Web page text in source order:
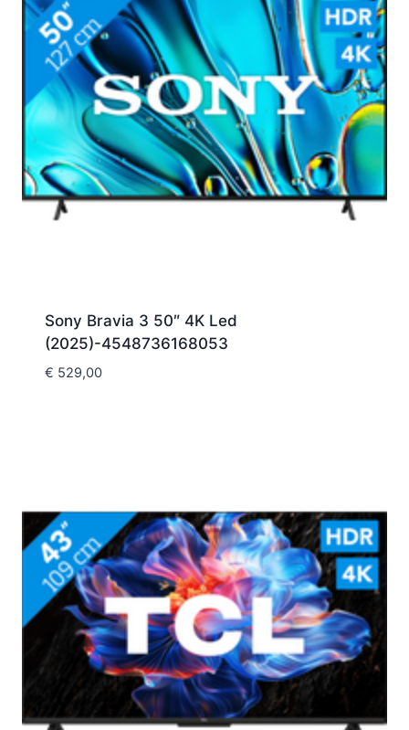
Sony Bravia 3 50″ 4K Led
(2025)-4548736168053
€ 529,00